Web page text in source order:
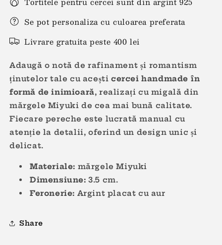
Se pot personaliza cu culoarea preferata
Livrare gratuita peste 400 lei
Adaugă o notă de rafinament și romantism
ținutelor tale cu aceșticercei handmade în
formă de inimioară, realizați cu migală din
mărgele Miyuki de cea mai bună calitate.
Fiecare pereche este lucrată manual cu
atenție la detalii, oferind un design unic și
delicat.
Materiale: mărgele Miyuki
Dimensiune: 3.5 cm.
Feronerie: Argint placat cu aur
Share